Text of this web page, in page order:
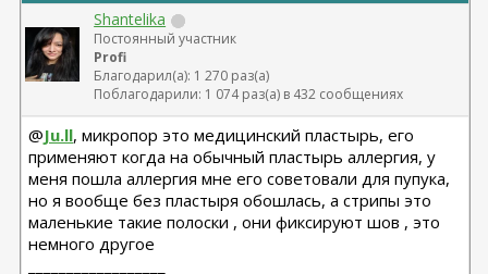
Shantelika
Постоянный участник
Profi
Благодарил(а): 1 270 раз(а)
Поблагодарили: 1 074 раз(а) в 432 сообщениях
@Ju.ll, микропор это медицинский пластырь, его
применяют когда на обычный пластырь аллергия, у
меня пошла аллергия мне его советовали для пупука,
но я вообще без пластыря обошлась, а стрипы это
маленькие такие полоски , они фиксируют шов , это
немного другое